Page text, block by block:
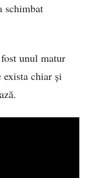
schimbat
unul matur
chiar și